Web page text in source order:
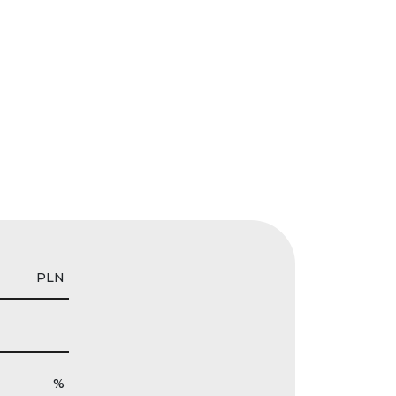
PLN
%